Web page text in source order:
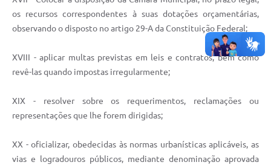
os recursos correspondentes à suas dotações orçamentárias,
observando o disposto no artigo 29-A da Constituição Federal;
XVIII - aplicar multas previstas em leis e contratos, bem como
revê-las quando impostas irregularmente;
XIX - resolver sobre os requerimentos, reclamações ou
representações que lhe forem dirigidas;
XX - oficializar, obedecidas às normas urbanísticas aplicáveis, as
vias e logradouros públicos, mediante denominação aprovada